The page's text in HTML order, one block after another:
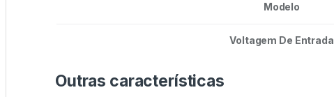
Modelo
Voltagem De Entrada
Outras características